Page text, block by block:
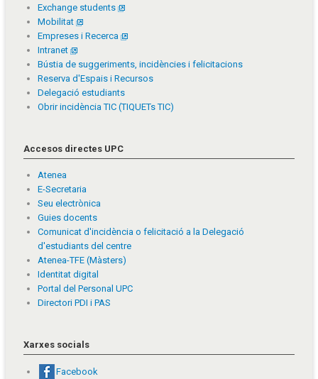
Exchange students
Mobilitat
Empreses i Recerca
Intranet
Bústia de suggeriments, incidències i felicitacions
Reserva d'Espais i Recursos
Delegació estudiants
Obrir incidència TIC (TIQUETs TIC)
Accesos directes UPC
Atenea
E-Secretaria
Seu electrònica
Guies docents
Comunicat d'incidència o felicitació a la Delegació
d'estudiants del centre
Atenea-TFE (Màsters)
Identitat digital
Portal del Personal UPC
Directori PDI i PAS
Xarxes socials
Facebook